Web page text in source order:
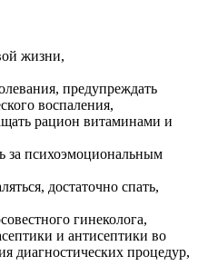
жизни,
предупреждать
воспаления,
рацион витаминами и
за психоэмоциональным
достаточно спать,
гинеколога,
и антисептики во
диагностических процедур,